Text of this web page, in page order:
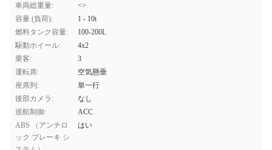
車両総重量:
<>
容量 (負荷):
1 - 10t
燃料タンク容量:
100-200L
駆動ホイール:
4x2
乗客:
3
運転席:
空気懸垂
座席列:
単一行
後部カメラ:
なし
巡航制御:
ACC
ABS （アンチロ
ック ブレーキ シ
はい